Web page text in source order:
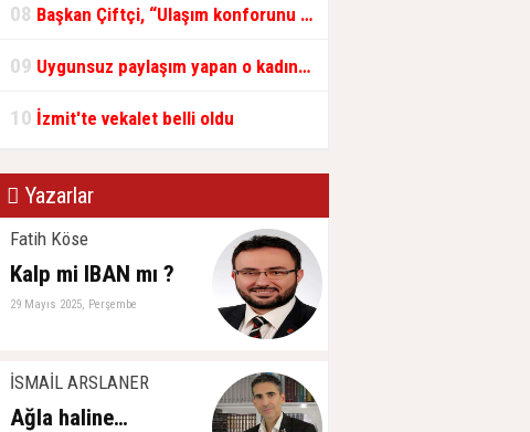
08 Başkan Çiftçi, “Ulaşım konforunu artırmak için çalışmalara devam edeceğiz
09 Uygunsuz paylaşım yapan o kadına gözaltı kararı
10 İzmit'te vekalet belli oldu
Yazarlar
Fatih Köse
Kalp mi IBAN mı ?
29 Mayıs 2025, Perşembe
İSMAİL ARSLANER
Ağla haline…